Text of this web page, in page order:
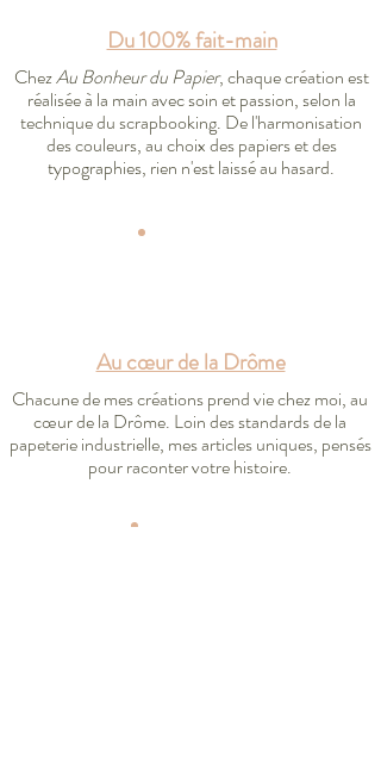
Du 100% fait-main
ChezAu Bonheur du Papier, chaque création est
réalisée à la main avec soin et passion, selon la
technique du scrapbooking. De l'harmonisation
des couleurs, au choix des papiers et des
typographies, rien n'est laissé au hasard.
Au cœur de la Drôme
Chacune de mes créations prend vie chez moi, au
cœur de la Drôme. Loin des standards de la
papeterie industrielle, mes articles uniques, pensés
pour raconter votre histoire.